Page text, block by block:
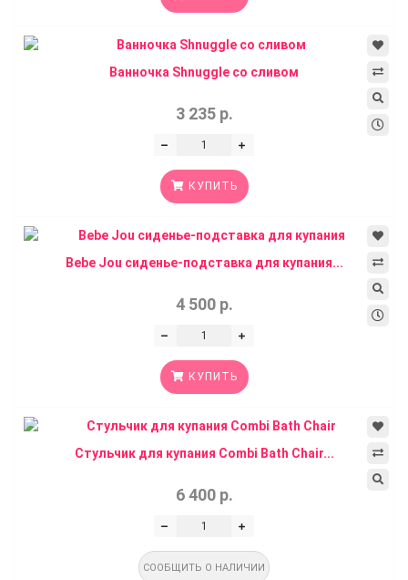
Ванночка Shnuggle со сливом
3 235 р.
КУПИТЬ
Bebe Jou сиденье-подставка для купания...
4 500 р.
КУПИТЬ
Стульчик для купания Combi Bath Chair...
6 400 р.
СООБЩИТЬ О НАЛИЧИИ